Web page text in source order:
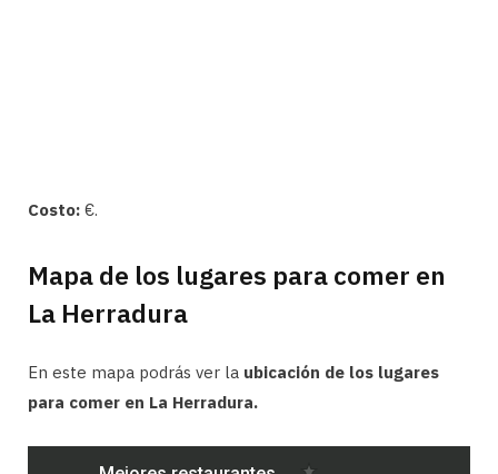
Costo: €.
Mapa de los lugares para comer en
La Herradura
En este mapa podrás ver la ubicación de los lugares
para comer en La Herradura.